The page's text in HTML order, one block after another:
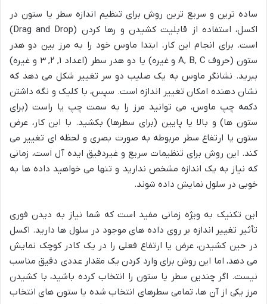
ساده ترین و سریع ترین روش برای تنظیم اندازه سطر یا ستون در
اکسل، استفاده از قابلیت کشیدن و رها کردن (Drag and Drop)
است. برای انجام این کار، ابتدا ماوس خود را به مرز بین دو هدر
ستون (حروف A, B, C و غیره) یا دو هدر سطر (اعداد ۱, ۲, ۳ و غیره)
ببرید. نشانگر ماوس به یک صلیب دو سر تغییر شکل می دهد که
نشان دهنده امکان تغییر اندازه است. سپس، با کلیک و نگه داشتن
دکمه چپ ماوس، می توانید مرز را به سمت چپ یا راست (برای
ستون ها) و بالا یا پایین (برای سطرها) بکشید. با این کار، عرض
ستون یا ارتفاع سطر مربوطه به صورت بصری و لحظه ای تغییر می
کند. این روش برای تنظیمات سریع و غیردقیق ایده آل است، زمانی
که نیاز به یک اندازه مشخص ندارید و تنها می خواهید داده ها به
خوبی در سلول نمایش داده شوند.
این تکنیک به ویژه زمانی مفید است که شما نیاز به دیدن فوری
تأثیر تغییر اندازه بر روی داده های موجود در سلول ها دارید. اکسل
در حین کشیدن، عرض یا ارتفاع فعلی را در یک کادر کوچک نمایش
می دهد، اما این روش برای وارد کردن یک مقدار عددی دقیق مناسب
نیست. اگر چندین سطر یا ستون را انتخاب کرده باشید، با کشیدن
مرز یکی از آن ها، تمامی سطرهای انتخاب شده یا ستون های انتخاب